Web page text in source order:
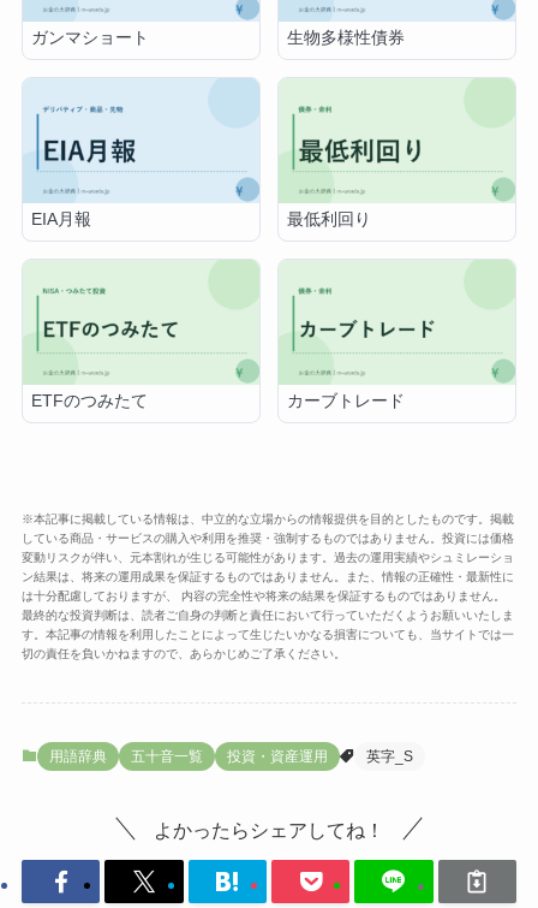
ガンマショート 生物多様性債券
EIA月報 最低利回り
ETFのつみたて カーブトレード
※本記事に掲載している情報は、中立的な立場からの情報提供を目的としたものです。掲載
している商品・サービスの購入や利用を推奨・強制するものではありません。投資には価格
変動リスクが伴い、元本割れが生じる可能性があります。過去の運用実績やシュミレーショ
ン結果は、将来の運用成果を保証するものではありません。また、情報の正確性・最新性に
は十分配慮しておりますが、 内容の完全性や将来の結果を保証するものではありません。
最終的な投資判断は、読者ご自身の判断と責任において行っていただくようお願いいたしま
す。本記事の情報を利用したことによって生じたいかなる損害についても、当サイトでは一
切の責任を負いかねますので、あらかじめご了承ください。
用語辞典 五十音一覧 投資・資産運用 英字_S
よかったらシェアしてね！